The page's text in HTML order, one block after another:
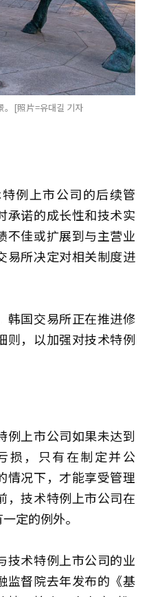
[照片=유대길 기자
例上市公司的后续管
承诺的成长性和技术实
不佳或扩展到与主营业
易所决定对相关制度进
韩国交易所正在推进修
则，以加强对技术特例
例上市公司如果未达到
损，只有在制定并公
况下，才能享受管理
，技术特例上市公司在
定的例外。
技术特例上市公司的业
监督院去年发布的《基